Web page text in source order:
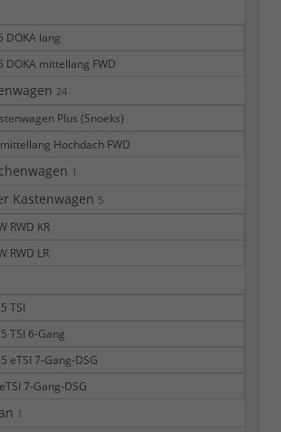
DOKA lang
DOKA mittellang FWD
24
Plus (Snoeks)
Hochdach FWD
1
Kastenwagen 5
RWD KR
RWD LR
TSI
TSI 6-Gang
eTSI 7-Gang-DSG
7-Gang-DSG
1